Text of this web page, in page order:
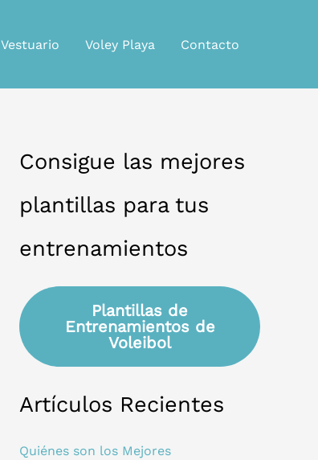
Vestuario Voley Playa Contacto
Consigue las mejores
plantillas para tus
entrenamientos
Plantillas de
Entrenamientos de
Voleibol
Artículos Recientes
Quiénes son los Mejores